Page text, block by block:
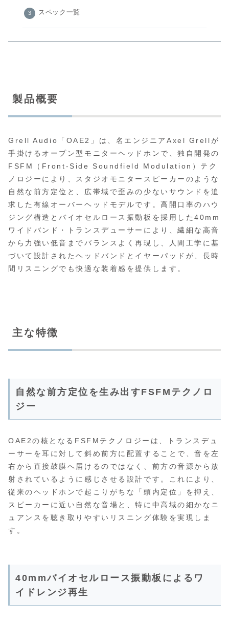
スペック一覧
製品概要
Grell Audio「OAE2」は、名エンジニアAxel Grellが
手掛けるオープン型モニターヘッドホンで、独自開発の
FSFM（Front-Side Soundfield Modulation）テク
ノロジーにより、スタジオモニタースピーカーのような
自然な前方定位と、広帯域で歪みの少ないサウンドを追
求した有線オーバーヘッドモデルです。高開口率のハウ
ジング構造とバイオセルロース振動板を採用した40mm
ワイドバンド・トランスデューサーにより、繊細な高音
から力強い低音までバランスよく再現し、人間工学に基
づいて設計されたヘッドバンドとイヤーパッドが、長時
間リスニングでも快適な装着感を提供します。
主な特徴
自然な前方定位を生み出すFSFMテクノロ
ジー
OAE2の核となるFSFMテクノロジーは、トランスデュ
ーサーを耳に対して斜め前方に配置することで、音を左
右から直接鼓膜へ届けるのではなく、前方の音源から放
射されているように感じさせる設計です。これにより、
従来のヘッドホンで起こりがちな「頭内定位」を抑え、
スピーカーに近い自然な音場と、特に中高域の細かなニ
ュアンスを聴き取りやすいリスニング体験を実現しま
す。
40mmバイオセルロース振動板によるワ
イドレンジ再生